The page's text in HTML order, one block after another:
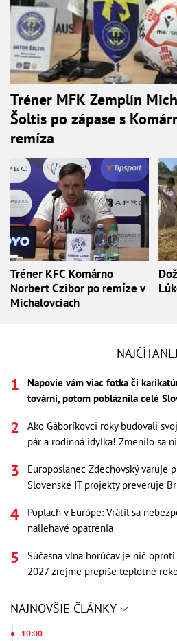
Tréner MFK Zemplín
Šoltis po zápase s
remíza
Tréner KFC Komárno
Norbert Czibor po remíze v
Michalovciach
Napovie vám viac fotka či
továrni, potom pobláznila celé
Ako Gáboríkovci roky budovali
pár a rodinná idylka! Zmenilo sa
Europoslanec Zdechovský varuje
Slovenské IT projekty preveruje
Poplach v Európe: Vrátil sa
naliehavé opatrenia
Súčasná vlna horúčav je nič oproti
2027 zrejme prepíše teplotné
NAJNOVŠIE ČLÁNKY
10:00